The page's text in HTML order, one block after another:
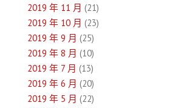
2019 年 11 月 (21)
2019 年 10 月 (23)
2019 年 9 月 (25)
2019 年 8 月 (10)
2019 年 7 月 (13)
2019 年 6 月 (20)
2019 年 5 月 (22)